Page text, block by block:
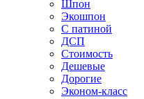
Шпон
Экошпон
С патиной
ДСП
Стоимость
Дешевые
Дорогие
Эконом-класс